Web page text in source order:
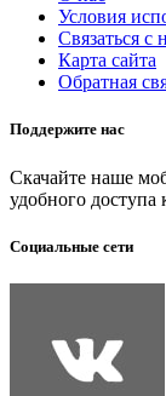
Условия
Связаться с
Карта сайта
Обратная
Поддержите нас
Скачайте наше
удобного доступа
Социальные сети